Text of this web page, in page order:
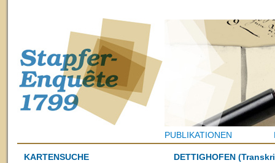
PUBLIKATIONEN
KARTENSUCHE
DETTIGHOFEN